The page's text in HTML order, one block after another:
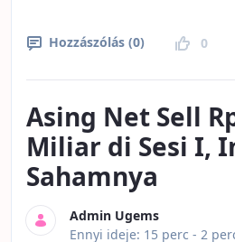
Hozzászólás (0) 0
Asing Net Sell
Miliar di Sesi I,
Sahamnya
Admin Ugems
Publikálás dátuma
Ennyi ideje: 15 perc - 2